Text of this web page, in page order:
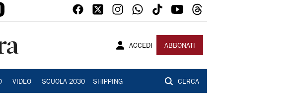
ACCEDI ABBONATI
VIDEO SCUOLA 2030 SHIPPING CERCA